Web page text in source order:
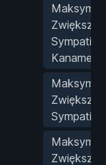
Zwiększ
Sympatii
Kaname
Zwiększ
Sympatii
Zwiększ